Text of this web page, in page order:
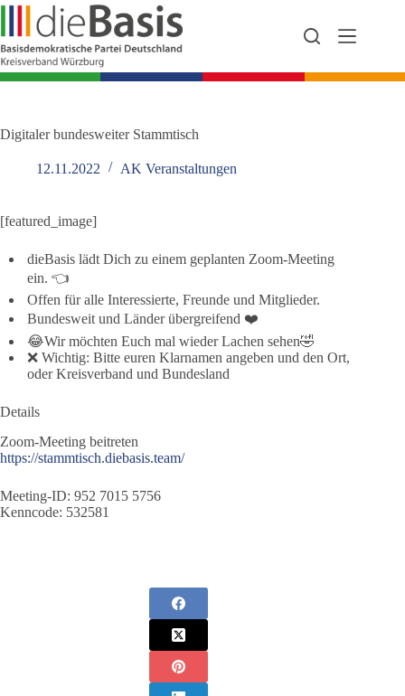
Zum
springen
Digitaler bundesweiter Stammtisch
12.11.2022 AK Veranstaltungen
[featured_image]
dieBasis lädt Dich zu einem geplanten Zoom-Meeting
ein. 👈
Offen für alle Interessierte, Freunde und Mitglieder.
Bundesweit und Länder übergreifend ❤️
😂Wir möchten Euch mal wieder Lachen sehen🤣
❌ Wichtig: Bitte euren Klarnamen angeben und den Ort,
oder Kreisverband und Bundesland
Details
Zoom-Meeting beitreten
https://stammtisch.diebasis.team/
Meeting-ID: 952 7015 5756
Kenncode: 532581